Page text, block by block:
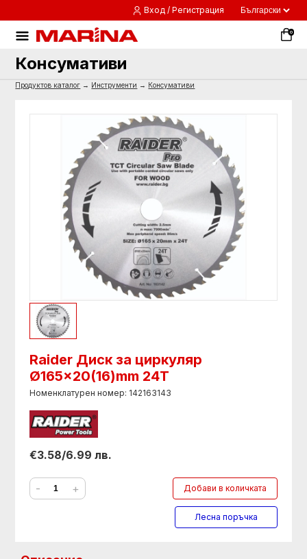
Вход / Регистрация
0
Консумативи
Продуктов каталог → Инструменти → Консумативи
Raider Диск за циркуляр
Ø165x20(16)mm 24T
Номенклатурен номер: 142163143
€3.58/6.99 лв.
- + Добави в количката
Лесна поръчка